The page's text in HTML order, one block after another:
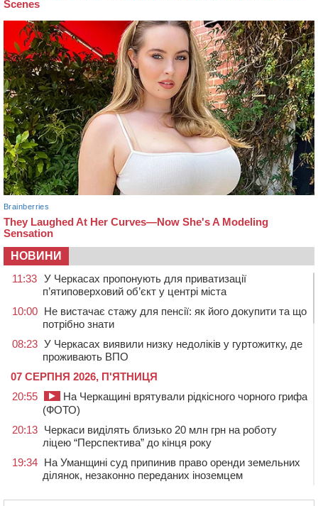
НОВИНИ
11:33 У Черкасах пропонують для приватизації
п’ятиповерховий об’єкт у центрі міста
10:00 Не вистачає стажу для пенсії: як його докупити та що
потрібно знати
08:23 У Черкасах виявили низку недоліків у гуртожитку, де
проживають ВПО
07 СЕРПНЯ 2026, П'ЯТНИЦЯ
20:55
На Черкащині врятували рідкісного чорного грифа
(ФОТО)
20:13 Черкаси виділять близько 20 млн грн на роботу
ліцею “Перспектива” до кінця року
19:34 На Уманщині суд припинив право оренди земельних
ділянок, незаконно переданих іноземцем